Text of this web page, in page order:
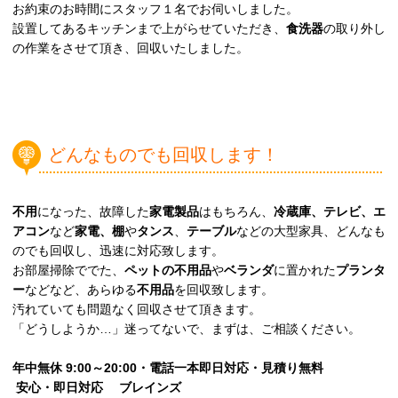
お約束のお時間にスタッフ１名でお伺いしました。
設置してあるキッチンまで上がらせていただき、 食洗器の取り外し
の作業をさせて頂き、回収いたしました。
どんなものでも回収します！
不用になった、故障した家電製品はもちろん、 冷蔵庫、テレビ、エ
アコンなど家電、棚やタンス テーブルなどの大型家具、どんなも
のでも回収し、迅速に対応致します。
お部屋掃除ででた、 ペットの不用品やベランダに置かれたプランタ
ーなどなど、あらゆる不用品を回収致します。
汚れていても問題なく回収させて頂きます。
「どうしようか…」迷ってないで、まずは、ご相談ください。
年中無休 9:00～20:00・電話一本即日対応・見積り無料
安心・即日対応
ブレインズ